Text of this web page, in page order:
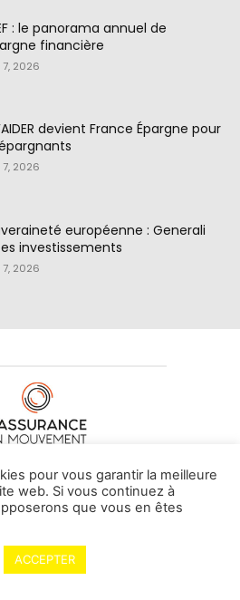
: le panorama annuel de
financière
7, 2026
devient France Épargne pour
7, 2026
européenne : Generali
investissements
7, 2026
NOUS•CONTACT
-By Vovoxx Média
légales Contributeurs
pour vous garantir la meilleure
web. Si vous continuez à
que vous en êtes
ACCEPTER